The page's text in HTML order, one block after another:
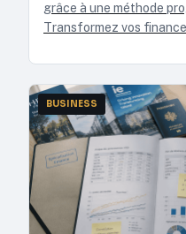
grâce à une méthode
Transformez vos
BUSINESS